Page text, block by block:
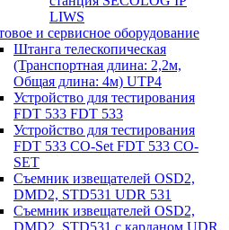
LIWS
и сервисное оборудование
Штанга телескопическая
(Транспортная длина: 2,2м,
Общая длина: 4м) UTP4
Устройство для тестирования
FDT 533 FDT 533
Устройство для тестирования
FDT 533 CO-Set FDT 533 CO-
SET
Съемник извещателей OSD2,
DMD2, STD531 UDR 531
Съемник извещателей OSD2,
DMD2, STD531 с карданом UDR